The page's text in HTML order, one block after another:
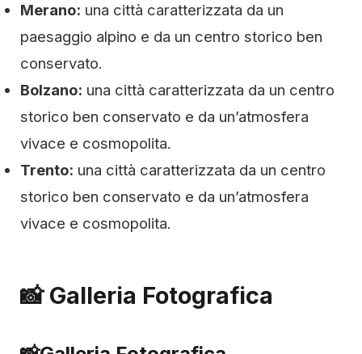
Merano: una città caratterizzata da un
paesaggio alpino e da un centro storico ben
conservato.
Bolzano: una città caratterizzata da un centro
storico ben conservato e da un’atmosfera
vivace e cosmopolita.
Trento: una città caratterizzata da un centro
storico ben conservato e da un’atmosfera
vivace e cosmopolita.
📸 Galleria Fotografica